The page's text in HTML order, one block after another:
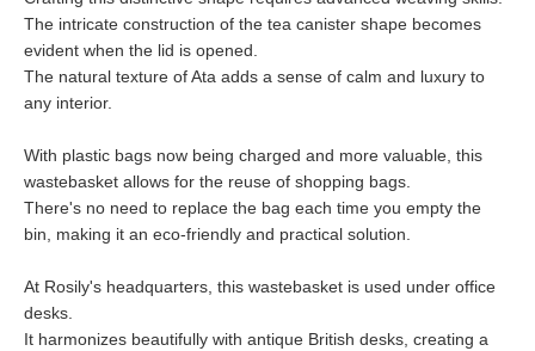
The intricate construction of the tea canister shape becomes
evident when the lid is opened.
The natural texture of Ata adds a sense of calm and luxury to
any interior.
With plastic bags now being charged and more valuable, this
wastebasket allows for the reuse of shopping bags.
There's no need to replace the bag each time you empty the
bin, making it an eco-friendly and practical solution.
At Rosily's headquarters, this wastebasket is used under office
desks.
It harmonizes beautifully with antique British desks, creating a